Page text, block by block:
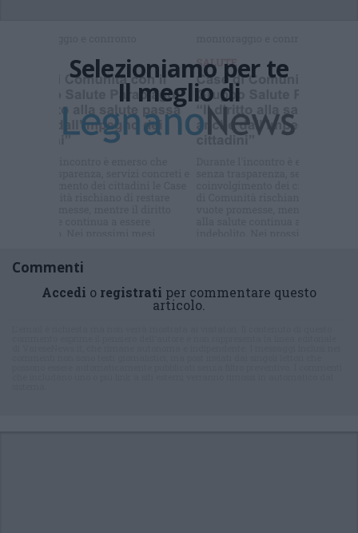
Selezioniamo per te
Il meglio di
Commenti
Accedi o registrati per commentare questo
articolo.